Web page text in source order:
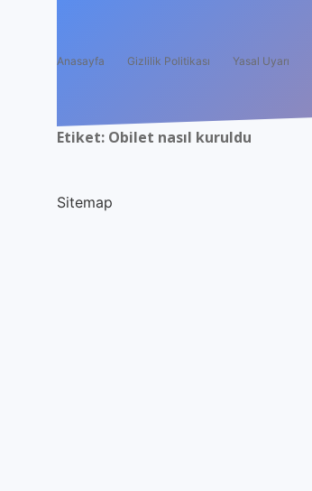
Anasayfa Gizlilik Politikası Yasal Uyarı
Etiket: Obilet nasıl kuruldu
Sitemap